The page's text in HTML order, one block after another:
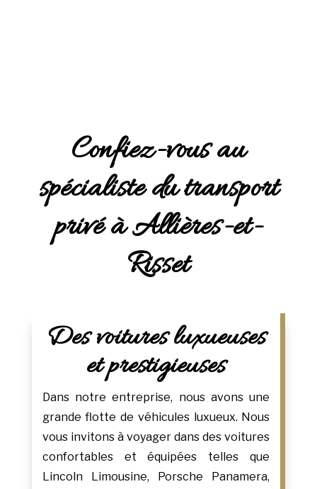
Confiez-vous au
spécialiste du transport
privé à Allières-et-
Risset
Des voitures luxueuses
et prestigieuses
Dans notre entreprise, nous avons une
grande flotte de véhicules luxueux. Nous
vous invitons à voyager dans des voitures
confortables et équipées telles que
Lincoln Limousine, Porsche Panamera,